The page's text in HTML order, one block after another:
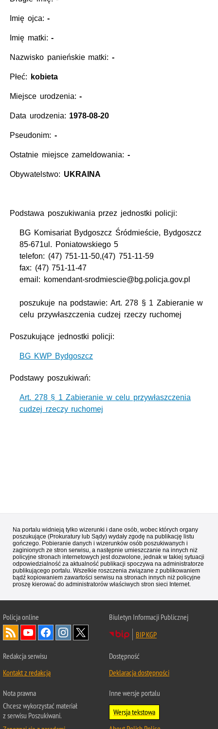
Imię ojca:-
Imię matki:-
Nazwisko panieńskie matki: -
Płeć: kobieta
Miejsce urodzenia:-
Data urodzenia: 1978-08-20
Pseudonim: -
Ostatnie miejsce zameldowania: -
Obywatelstwo: UKRAINA
Podstawa poszukiwania przez jednostki policji:
BG Komisariat Bydgoszcz Śródmieście, Bydgoszcz
85-671ul. Poniatowskiego 5
telefon: (47) 751-11-50,(47) 751-11-59
fax: (47) 751-11-47
email: komendant-srodmiescie@bg.policja.gov.pl
poszukuje na podstawie: Art. 278 § 1 Zabieranie w
celu przywłaszczenia cudzej rzeczy ruchomej
Poszukujące jednostki policji:
BG KWP Bydgoszcz
Podstawy poszukiwań:
Art. 278 § 1 Zabieranie w celu przywłaszczenia
cudzej rzeczy ruchomej
Na portalu widnieją tylko wizerunki i dane osób, wobec których organy
poszukujące (Prokuratury lub Sądy) wydały zgodę na publikację listu
gończego. Pobieranie danych i wizerunków osób poszukiwanych i
zaginionych ze stron serwisu, a następnie umieszczanie na innych niż
policyjne stronach internetowych jest dozwolone, jednak w takiej sytuacji
odpowiedzialność za aktualność publikacji spoczywa na administratorze
publikującego portalu. Wszelkie roszczenia związane z publikowaniem
bądź kopiowaniem zawartości serwisu na stronach innych niż policyjne
proszę kierować do administratorów właściwych stron sieci Internet.
Policjaonline
Biuletyn Informacji Publicznej
BIP KGP
Redakcja serwisu
Kontakt z redakcją
Dostępność
Deklaracja dostępności
Nota prawna
Chcesz wykorzystać materiał
z serwisu Poszukiwani.
Inne wersje portalu
Wersja tekstowa